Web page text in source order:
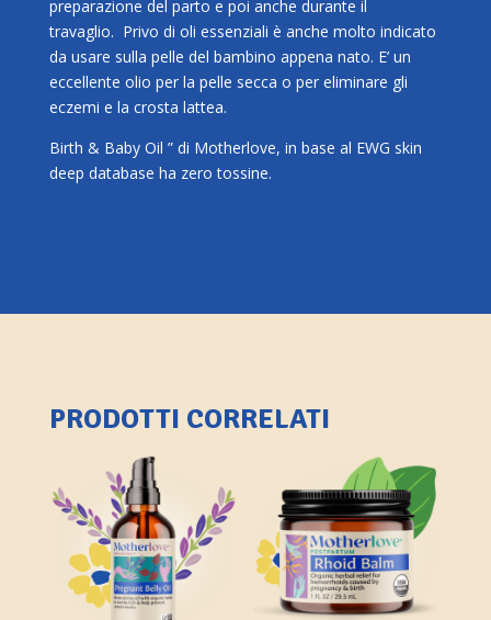
preparazione del parto e poi anche durante il
travaglio. Privo di oli essenziali è anche molto indicato
da usare sulla pelle del bambino appena nato. E’ un
eccellente olio per la pelle secca o per eliminare gli
eczemi e la crosta lattea.
Birth & Baby Oil ” di Motherlove, in base al EWG skin
deep database ha zero tossine.
PRODOTTI CORRELATI